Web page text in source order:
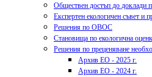
Обществен достъп до
Експертен екологичен съвет и
Решения по ОВОС
Становища по екологична
Решения по преценяване
Архив ЕО - 2025 г.
Архив ЕО - 2024 г.